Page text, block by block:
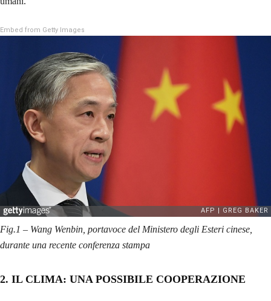
Embed from Getty Images
Fig.1 – Wang Wenbin, portavoce del Ministero degli Esteri cinese,
durante una recente conferenza stampa
2. IL CLIMA: UNA POSSIBILE COOPERAZIONE